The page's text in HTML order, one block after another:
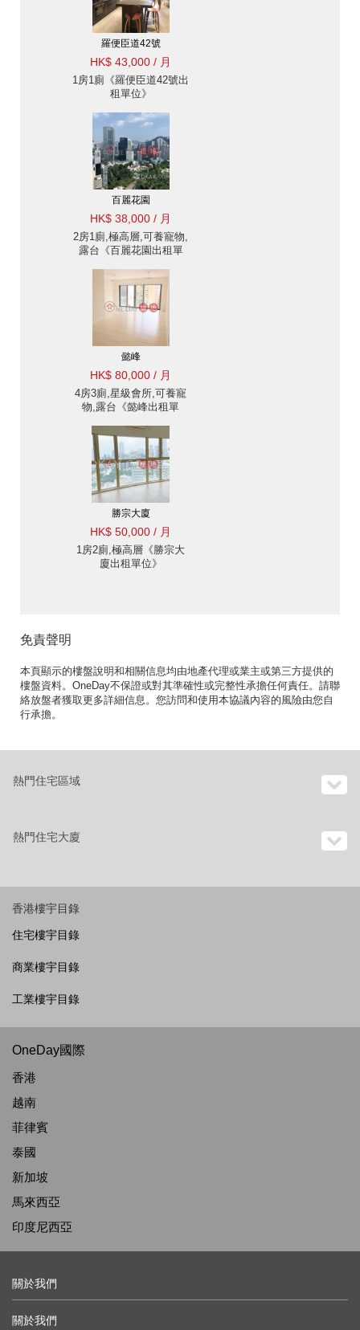
羅便臣道42號
HK$ 43,000 / 月
1房1廁《羅便臣道42號出
租單位》
百麗花園
HK$ 38,000 / 月
2房1廁,極高層,可養寵物,
露台《百麗花園出租單
懿峰
HK$ 80,000 / 月
4房3廁,星級會所,可養寵
物,露台《懿峰出租單
勝宗大廈
HK$ 50,000 / 月
1房2廁,極高層《勝宗大
廈出租單位》
免責聲明
本頁顯示的樓盤說明和相關信息均由地產代理或業主或第三方提供的
樓盤資料。OneDay不保證或對其準確性或完整性承擔任何責任。請聯
絡放盤者獲取更多詳細信息。您訪問和使用本協議內容的風險由您自
行承擔。
熱門住宅區域
熱門住宅大廈
香港樓宇目錄
住宅樓宇目錄
商業樓宇目錄
工業樓宇目錄
OneDay國際
香港
越南
菲律賓
泰國
新加坡
馬來西亞
印度尼西亞
關於我們
關於我們